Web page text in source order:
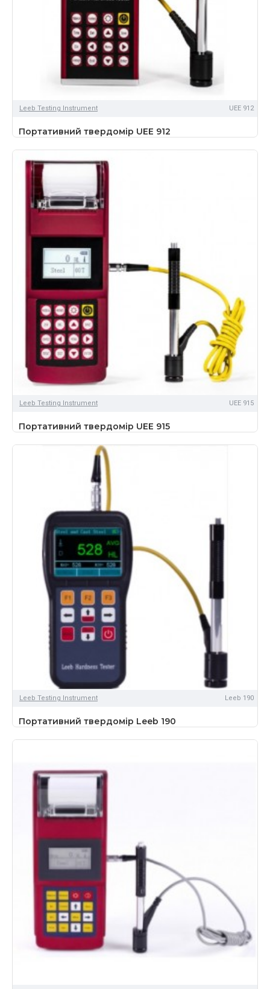
Leeb Testing Instrument UEE 912
Портативний твердомір UEE 912
Leeb Testing Instrument UEE 915
Портативний твердомір UEE 915
Leeb Testing Instrument Leeb 190
Портативний твердомір Leeb 190